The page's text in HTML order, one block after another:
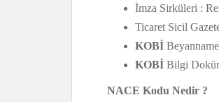
İmza Sirküleri :
Ticaret Sicil
KOBİ
KOBİ Bilgi
NACE Kodu Nedir ?